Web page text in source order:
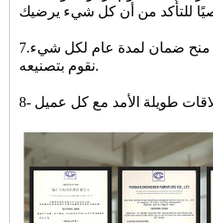
7.نحن نؤمن بجودة منتجاتنا ، يتم منح ضمان لمدة عام لكل شيء
نقوم بتصنيعه.